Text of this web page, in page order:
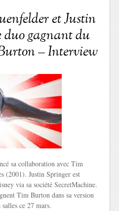
et Justin
duo gagnant du
– Interview
sa collaboration avec Tim
(2001). Justin Springer est
via sa société SecretMachine.
Tim Burton dans sa version
ce 27 mars.